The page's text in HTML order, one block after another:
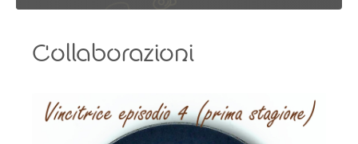
Collaborazioni